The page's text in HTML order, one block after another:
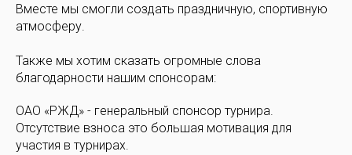
Вместе мы смогли создать праздничную, спортивную
атмосферу.
Также мы хотим сказать огромные слова
благодарности нашим спонсорам:
ОАО «РЖД» - генеральный спонсор турнира.
Отсутствие взноса это большая мотивация для
участия в турнирах.